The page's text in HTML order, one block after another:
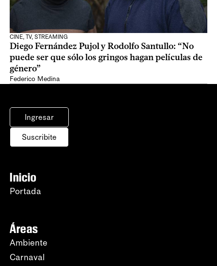
CINE, TV, STREAMING
Diego Fernández Pujol y Rodolfo Santullo: “No
puede ser que sólo los gringos hagan películas de
género”
Federico Medina
Ingresar
Suscribite
Inicio
Portada
Áreas
Ambiente
Carnaval